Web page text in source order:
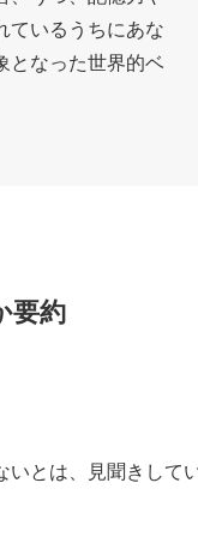
いるうちにあな
となった世界的ベ
要約
いとは、見聞きして